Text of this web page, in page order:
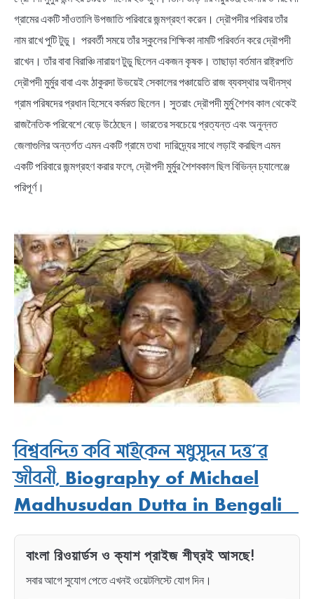
গ্রামের একটি সাঁওতালি উপজাতি পরিবারে জন্মগ্রহণ করেন। দ্রৌপদীর পরিবার তাঁর
নাম রাখে পুটি টুডু। পরবর্তী সময়ে তাঁর স্কুলের শিক্ষিকা নামটি পরিবর্তন করে দ্রৌপদী
রাখেন। তাঁর বাবা বিরাঞ্চি নারায়ণ টুডু ছিলেন একজন কৃষক। তাছাড়া বর্তমান রাষ্ট্রপতি
দ্রৌপদী মুর্মুর বাবা এবং ঠাকুরদা উভয়েই সেকালের পঞ্চায়েতি রাজ ব্যবস্থার অধীনস্থ
গ্রাম পরিষদের প্রধান হিসেবে কর্মরত ছিলেন। সুতরাং দ্রৌপদী মুর্মু শৈশব কাল থেকেই
রাজনৈতিক পরিবেশে বেড়ে উঠেছেন। ভারতের সবচেয়ে প্রত্যন্ত এবং অনুন্নত
জেলাগুলির অন্তর্গত এমন একটি গ্রামে তথা দারিদ্র্যের সাথে লড়াই করছিল এমন
একটি পরিবারে জন্মগ্রহণ করার ফলে, দ্রৌপদী মুর্মুর শৈশবকাল ছিল বিভিন্ন চ্যালেঞ্জে
পরিপূর্ণ।
বিশ্ববন্দিত কবি মাইকেল মধুসূদন দত্ত’র
জীবনী, Biography of Michael
Madhusudan Dutta in Bengali
বাংলা রিওয়ার্ডস ও ক্যাশ প্রাইজ শীঘ্রই আসছে!
সবার আগে সুযোগ পেতে এখনই ওয়েটলিস্টে যোগ দিন।